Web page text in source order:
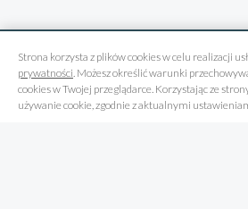
Strona korzysta z plików cookies w celu realizacji
prywatności. Możesz określić warunki
cookies w Twojej przeglądarce. Korzystając ze
używanie cookie, zgodnie z aktualnymi